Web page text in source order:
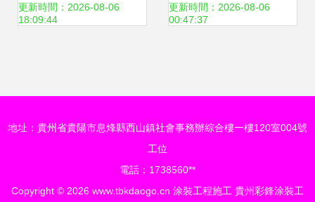
涂料？
更新時間：2026-08-06
18:09:44
防銹補漏公司 涂裝
更新時間：2026-08-06
00:47:37
地址：貴州省貴陽市息烽縣西山鎮社會事務辦綜合樓一樓120室004號
工位
電話：1738560**
Copyright © 2026 www.tbkdaogo.cn 涂裝工程施工 貴州彩鋒涂裝工